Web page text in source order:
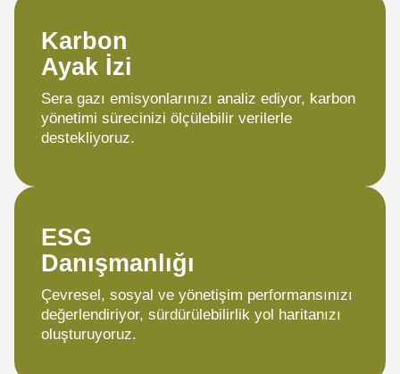
Karbon
Ayak İzi
Sera gazı emisyonlarınızı analiz ediyor, karbon
yönetimi sürecinizi ölçülebilir verilerle
destekliyoruz.
ESG
Danışmanlığı
Çevresel, sosyal ve yönetişim performansınızı
değerlendiriyor, sürdürülebilirlik yol haritanızı
oluşturuyoruz.